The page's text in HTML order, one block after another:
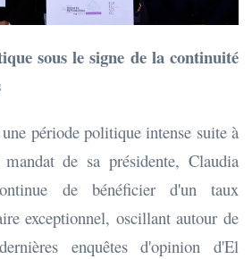
sous le signe de la continuité
période politique intense suite à
de sa présidente, Claudia
de bénéficier d'un taux
exceptionnel, oscillant autour de
enquêtes d'opinion d'El